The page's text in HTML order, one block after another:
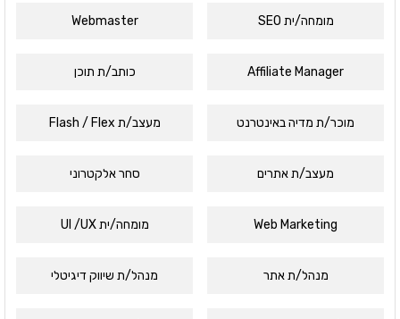
מומחה/ית SEO Webmaster
Affiliate Manager כותב/ת תוכן
מוכר/ת מדיה באינטרנט מעצב/ת Flash / Flex
מעצב/ת אתרים סחר אלקטרוני
Web Marketing מומחה/ית UI /UX
מנהל/ת אתר מנהל/ת שיווק דיגיטלי